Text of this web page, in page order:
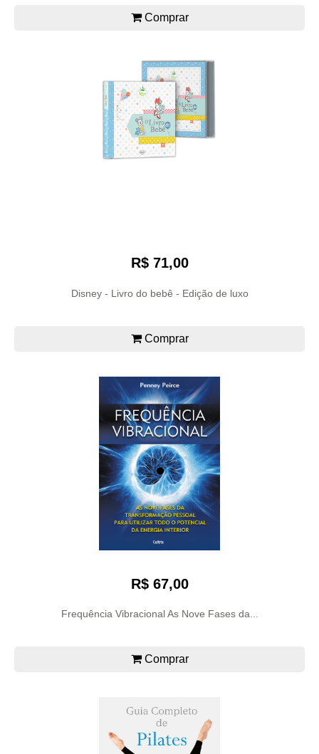
Comprar
R$ 71,00
Disney - Livro do bebê - Edição de luxo
Comprar
R$ 67,00
Frequência Vibracional As Nove Fases da...
Comprar